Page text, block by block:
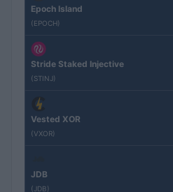
Epoch Island
(EPOCH)
Stride Staked Injective
(STINJ)
Vested XOR
(VXOR)
JDB
(JDB)